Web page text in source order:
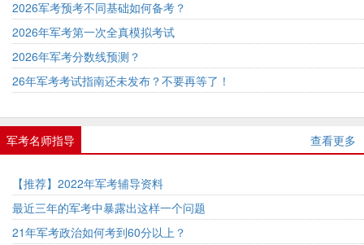
2026军考预考不同基础如何备考？
2026年军考第一次全真模拟考试
2026年军考分数线预测？
26年军考考试指南还未发布？不要再等了！
军考名师指导 查看更多
【推荐】2022年军考辅导资料
最近三年的军考中暴露出这样一个问题
21年军考政治如何考到60分以上？